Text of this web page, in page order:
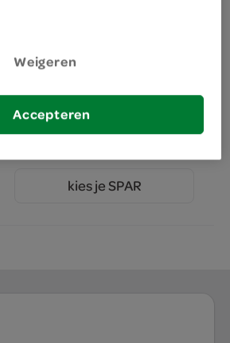
Lokaal Amandelolie 1220 cc
kies je SPAR
Weigeren
Accepteren